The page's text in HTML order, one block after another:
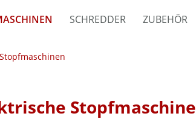
SCHREDDER ZUBEHÖR
Stopfmaschine